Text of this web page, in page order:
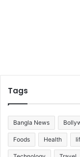
Tags
Bangla News
Foods Health